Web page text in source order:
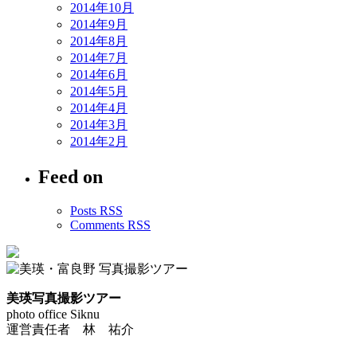
2014年10月
2014年9月
2014年8月
2014年7月
2014年6月
2014年5月
2014年4月
2014年3月
2014年2月
Feed on
Posts RSS
Comments RSS
美瑛写真撮影ツアー
photo office Siknu
運営責任者 林 祐介